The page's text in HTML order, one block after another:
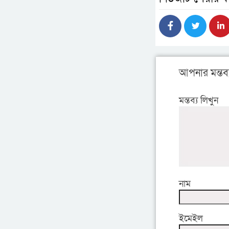
আপনার
মন্তব্য লিখুন
নাম
ইমেইল